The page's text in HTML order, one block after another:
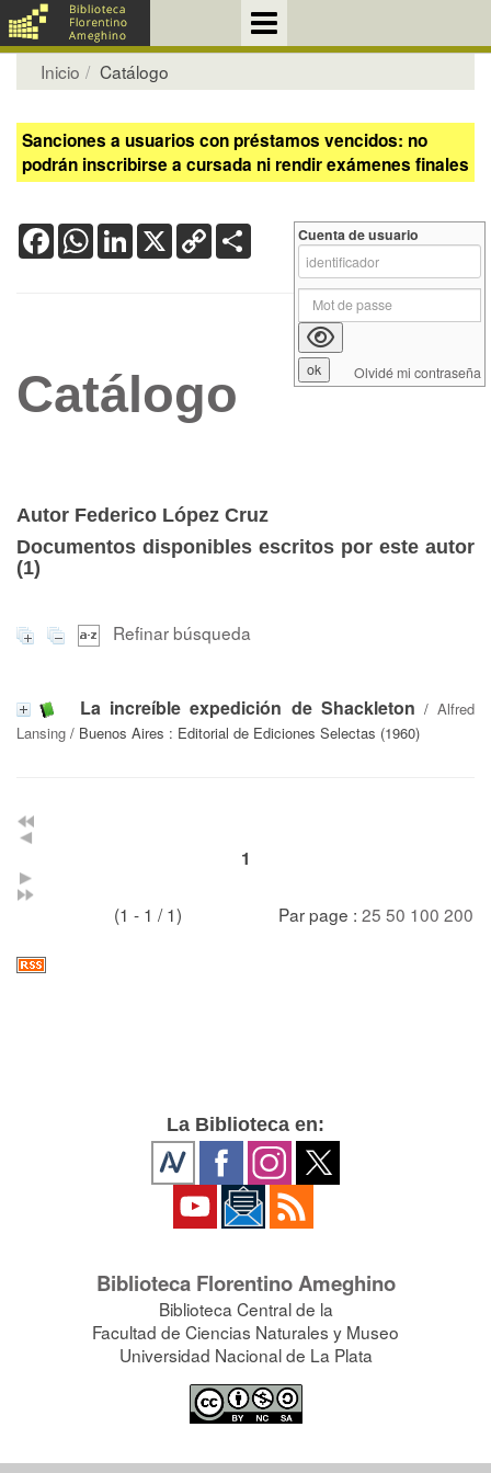
Inicio Catálogo
Sanciones a usuarios con préstamos vencidos: no
podrán inscribirse a cursada ni rendir exámenes finales
FacebookWhatsApp
LinkedIn
X Copy
Link
Catálogo
Autor Federico López Cruz
Documentos disponibles escritos por este autor
(1)
Refinar búsqueda
La increíble expedición de Shackleton /Alfred
Lansing / Buenos Aires : Editorial de Ediciones Selectas (1960)
1
(1 - 1 / 1) Par page : 25 50 100 200
Cuenta de usuario
Olvidé mi contraseña
La Biblioteca en:
Biblioteca Florentino Ameghino
Biblioteca Central de la
Facultad de Ciencias Naturales y Museo
Universidad Nacional de La Plata